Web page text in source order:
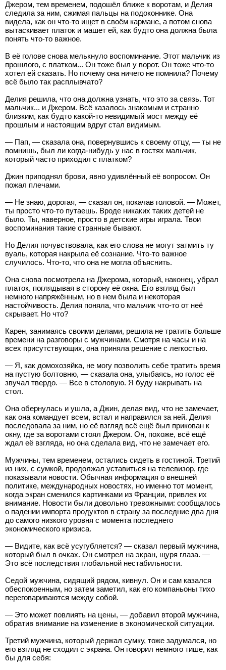
Джером, тем временем, подошёл ближе к воротам, и Делия
следила за ним, сжимая пальцы на подоконнике. Она
видела, как он что-то ищет в своём кармане, а потом снова
вытаскивает платок и машет ей, как будто она должна была
понять что-то важное.
В её голове снова мелькнуло воспоминание. Этот мальчик из
прошлого, с платком... Он тоже был у ворот. Он тоже что-то
хотел ей сказать. Но почему она ничего не помнила? Почему
всё было так расплывчато?
Делия решила, что она должна узнать, что это за связь. Тот
мальчик... и Джером. Всё казалось знакомым и странно
близким, как будто какой-то невидимый мост между её
прошлым и настоящим вдруг стал видимым.
— Пап, — сказала она, повернувшись к своему отцу, — ты не
помнишь, был ли когда-нибудь у нас в гостях мальчик,
который часто приходил с платком?
Джин приподнял брови, явно удивлённый её вопросом. Он
пожал плечами.
— Не знаю, дорогая, — сказал он, покачав головой. — Может,
ты просто что-то путаешь. Вроде никаких таких детей не
было. Ты, наверное, просто в детские игры играла. Твои
воспоминания такие странные бывают.
Но Делия почувствовала, как его слова не могут затмить ту
вуаль, которая накрыла её сознание. Что-то важное
случилось. Что-то, что она не могла объяснить.
Она снова посмотрела на Джерома, который, наконец, убрал
платок, поглядывая в сторону её окна. Его взгляд был
немного напряжённым, но в нем была и некоторая
настойчивость. Делия поняла, что мальчик что-то от неё
скрывает. Но что?
Карен, занимаясь своими делами, решила не тратить больше
времени на разговоры с мужчинами. Смотря на часы и на
всех присутствующих, она приняла решение с легкостью.
— Я, как домохозяйка, не могу позволить себе тратить время
на пустую болтовню, — сказала она, улыбаясь, но голос её
звучал твердо. — Все в столовую. Я буду накрывать на
стол.
Она обернулась и ушла, а Джин, делая вид, что не замечает,
как она командует всем, встал и направился за ней. Делия
последовала за ним, но её взгляд всё ещё был прикован к
окну, где за воротами стоял Джером. Он, похоже, всё ещё
ждал её взгляда, но она сделала вид, что не замечает его.
Мужчины, тем временем, остались сидеть в гостиной. Третий
из них, с сумкой, продолжал уставиться на телевизор, где
показывали новости. Обычная информация о внешней
политике, международных новостях, но именно тот момент,
когда экран сменился картинками из Франции, привлек их
внимание. Новости были довольно тревожными: сообщалось
о падении импорта продуктов в страну за последние два дня
до самого низкого уровня с момента последнего
экономического кризиса.
— Видите, как всё усугубляется? — сказал первый мужчина,
который был в очках. Он смотрел на экран, щуря глаза. —
Это всё последствия глобальной нестабильности.
Седой мужчина, сидящий рядом, кивнул. Он и сам казался
обеспокоенным, но затем заметил, как его компаньоны тихо
переговариваются между собой.
— Это может повлиять на цены, — добавил второй мужчина,
обратив внимание на изменение в экономической ситуации.
Третий мужчина, который держал сумку, тоже задумался, но
его взгляд не сходил с экрана. Он говорил немного тише, как
бы для себя: